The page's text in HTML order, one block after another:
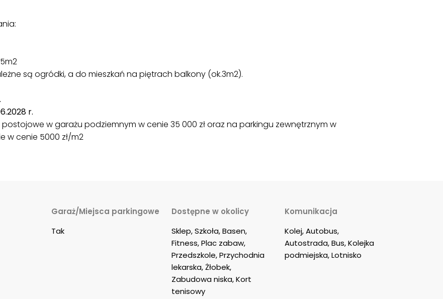
są ogródki, a do mieszkań na piętrach balkony (ok.3m2).
r.
w garażu podziemnym w cenie 35 000 zł oraz na parkingu zewnętrznym w
w cenie 5000 zł/m2
Garaż/Miejsca parkingowe
Tak
Dostępne w okolicy
Sklep, Szkoła, Basen,
Fitness, Plac zabaw,
Przedszkole, Przychodnia
lekarska, Żłobek,
Zabudowa niska, Kort
tenisowy
Komunikacja
Kolej, Autobus,
Autostrada, Bus, Kolejka
podmiejska, Lotnisko